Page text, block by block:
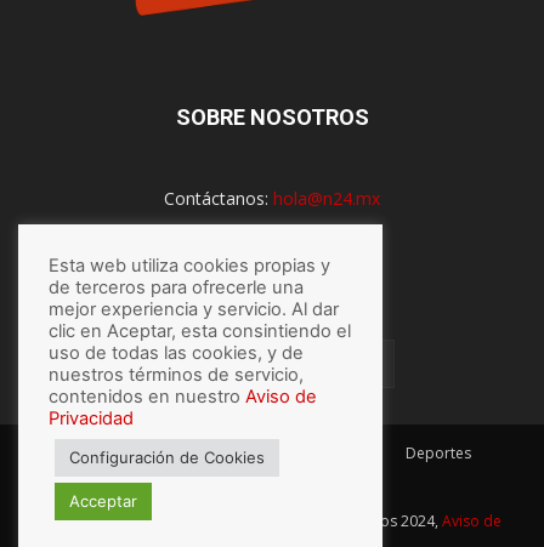
SOBRE NOSOTROS
Contáctanos: hola@n24.mx
SÍGUENOS
México Mundo Economía
Deportes
Espectaculos
© Hecho con por N24.mx, Derechos Reservados 2024, Aviso de
Esta web utiliza cookies propias y
de terceros para ofrecerle una
mejor experiencia y servicio. Al dar
clic en Aceptar, esta consintiendo el
uso de todas las cookies, y de
nuestros términos de servicio,
contenidos en nuestro Aviso de
Privacidad
Configuración de Cookies
Acceptar